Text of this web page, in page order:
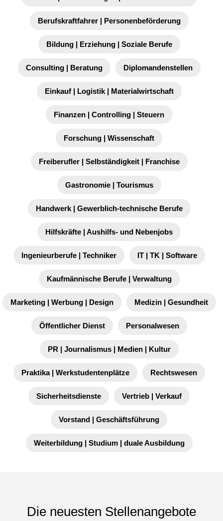
Berufskraftfahrer | Personenbeförderung
Bildung | Erziehung | Soziale Berufe
Consulting | Beratung Diplomandenstellen
Einkauf | Logistik | Materialwirtschaft
Finanzen | Controlling | Steuern
Forschung | Wissenschaft
Freiberufler | Selbständigkeit | Franchise
Gastronomie | Tourismus
Handwerk | Gewerblich-technische Berufe
Hilfskräfte | Aushilfs- und Nebenjobs
Ingenieurberufe | Techniker IT | TK | Software
Kaufmännische Berufe | Verwaltung
Marketing | Werbung | Design Medizin | Gesundheit
Öffentlicher Dienst Personalwesen
PR | Journalismus | Medien | Kultur
Praktika | Werkstudentenplätze Rechtswesen
Sicherheitsdienste Vertrieb | Verkauf
Vorstand | Geschäftsführung
Weiterbildung | Studium | duale Ausbildung
Die neuesten Stellenangebote